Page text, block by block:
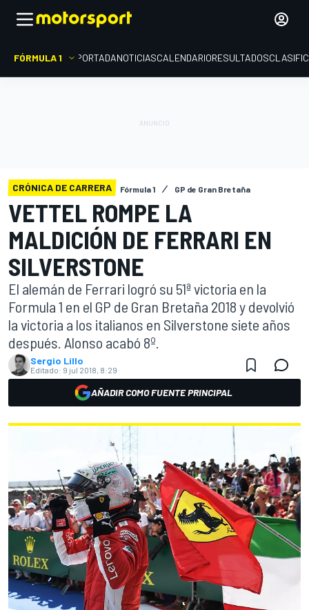
FÓRMULA 1 PORTADANOTICIASCALENDARIORESULTADOS
CRÓNICA DE CARRERA Fórmula 1 GP de Gran Bretaña
VETTEL ROMPE LA
MALDICIÓN DE FERRARI EN
SILVERSTONE
El alemán de Ferrari logró su 51ª victoria en la
Formula 1 en el GP de Gran Bretaña 2018 y devolvió
la victoria a los italianos en Silverstone siete años
después. Alonso acabó 8º.
Sergio Lillo
Editado: 9 jul 2018, 8:29
AÑADIR COMO FUENTE PRINCIPAL